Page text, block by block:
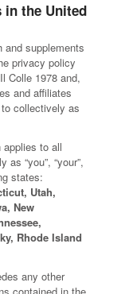
the United
and supplements
privacy policy
Colle 1978 and,
and affiliates
collectively as
to all
“you”, “your”,
states:
Utah,
New
Rhode Island
any other